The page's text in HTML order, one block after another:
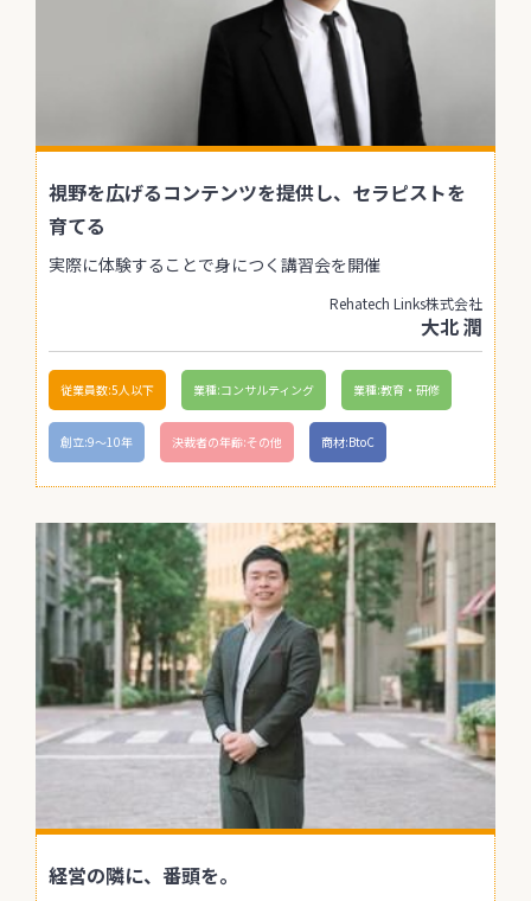
視野を広げるコンテンツを提供し、セラピストを
育てる
実際に体験することで身につく講習会を開催
Rehatech Links株式会社
大北 潤
従業員数:5人以下 業種:コンサルティング 業種:教育・研修
創立:9〜10年 決裁者の年齢:その他 商材:BtoC
経営の隣に、番頭を。